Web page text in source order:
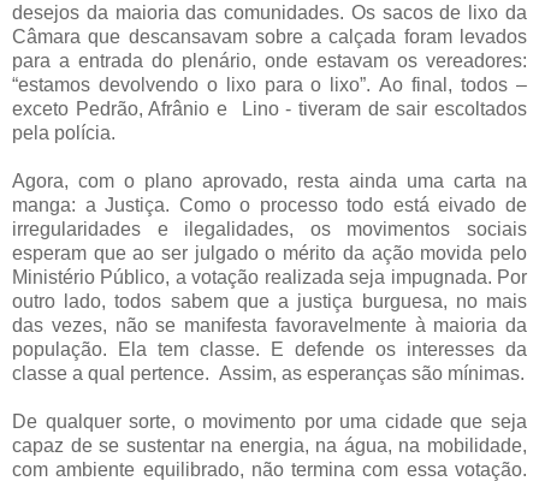
desejos da maioria das comunidades. Os sacos de lixo da
Câmara que descansavam sobre a calçada foram levados
para a entrada do plenário, onde estavam os vereadores:
“estamos devolvendo o lixo para o lixo”.Ao final, todos –
exceto Pedrão, Afrânio e
Lino - tiveram de sair escoltados
pela polícia.
Agora, com o plano aprovado, resta ainda uma carta na
manga: a Justiça. Como o processo todo está eivado de
irregularidades e ilegalidades, os movimentos sociais
esperam que ao ser julgado o mérito da ação movida pelo
Ministério Público, a votação realizada seja impugnada. Por
outro lado, todos sabem que a justiça burguesa, no mais
das vezes, não se manifesta favoravelmente à maioria da
população. Ela tem classe. E defende os interesses da
classe a qual pertence. Assim, as esperanças são mínimas.
De qualquer sorte, o movimento por uma cidade que seja
capaz de se sustentar na energia, na água, na mobilidade,
com ambiente equilibrado, não termina com essa votação.